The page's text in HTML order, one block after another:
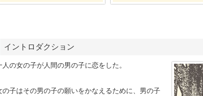
イントロダクション
人の女の子が人間の男の子に恋をした。
の子はその男の子の願いをかなえるために、男の子